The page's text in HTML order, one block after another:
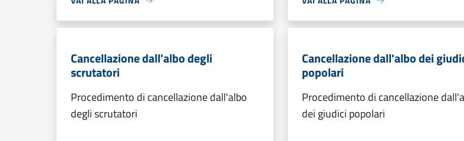
Cancellazione dall'albo degli
scrutatori
Procedimento di cancellazione dall'albo
degli scrutatori
Cancellazione dall'albo dei
popolari
Procedimento di cancellazione
dei giudici popolari